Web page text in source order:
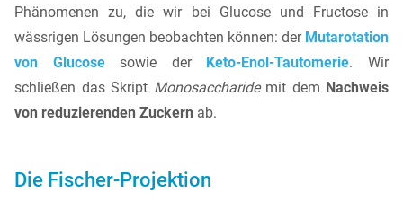
Phänomenen zu, die wir bei Glucose und Fructose in
wässrigen Lösungen beobachten können: der Mutarotation
von Glucosesowie der Keto-Enol-Tautomerie. Wir
schließen das Skript Monosaccharidemit dem Nachweis
von reduzierenden Zuckern ab.
Die Fischer-Projektion